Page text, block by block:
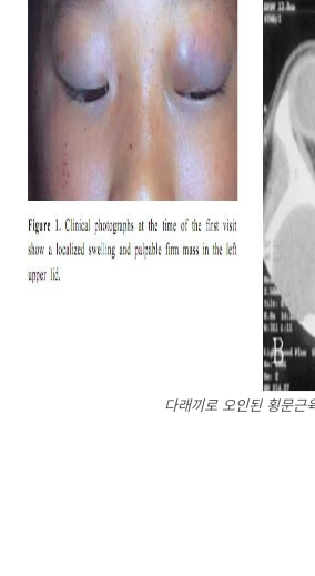
다래끼로 오인된 횡문근